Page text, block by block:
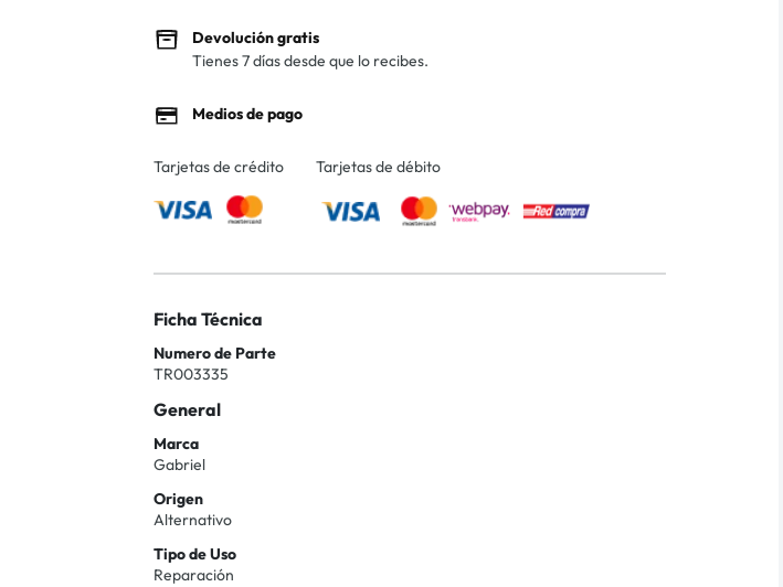
Devolución gratis
Tienes 7 días desde que lo recibes.
Medios de pago
Tarjetas de crédito Tarjetas de débito
Ficha Técnica
Numero de Parte
TR003335
General
Marca
Gabriel
Origen
Alternativo
Tipo de Uso
Reparación